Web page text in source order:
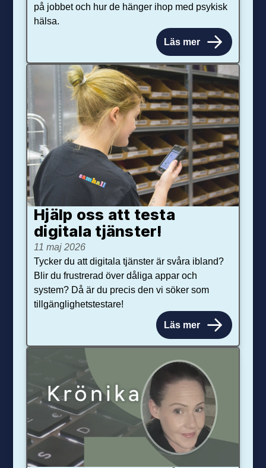
på jobbet och hur de hänger ihop med psykisk
hälsa.
Läs mer
Hjälp oss att testa
digitala tjänster!
11 maj 2026
Tycker du att digitala tjänster är svåra ibland?
Blir du frustrerad över dåliga appar och
system? Då är du precis den vi söker som
tillgänglighetstestare!
Läs mer